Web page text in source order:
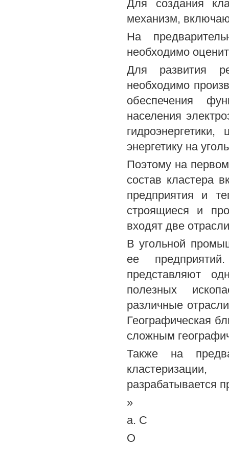
Для создания
механизм,
На
необходимо
Для развития
необходимо
обеспечения
населения
энергетику на
Поэтому на
состав кластера
предприятия и
строящиеся и
входят две
В угольной
ее
представляют
полезных
различные
Географическая
сложным
Также на
разрабатывается
»
а. С
О